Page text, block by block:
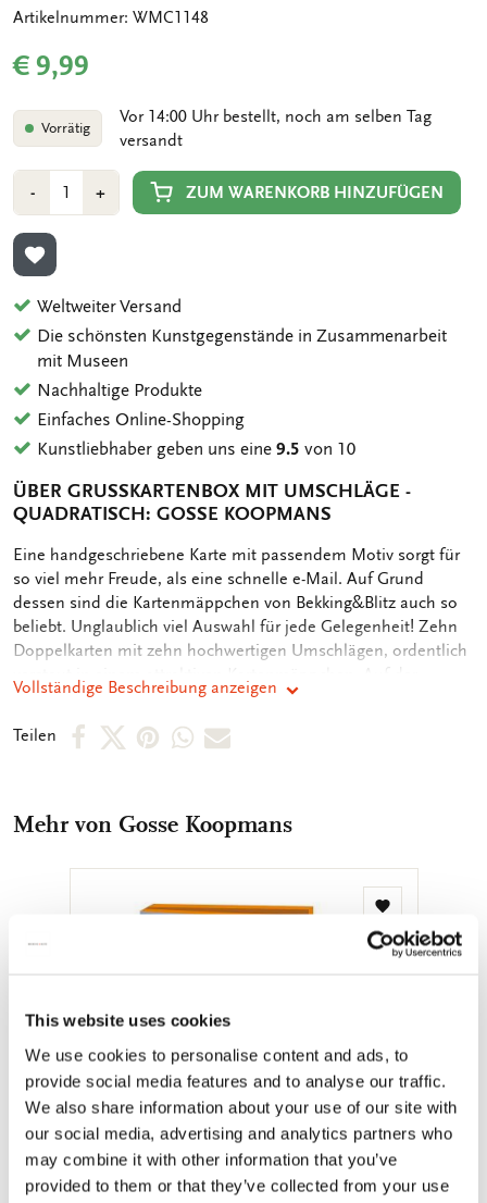
This website uses cookies
We use cookies to personalise content and ads, to
provide social media features and to analyse our traffic.
We also share information about your use of our site with
our social media, advertising and analytics partners who
may combine it with other information that you’ve
provided to them or that they’ve collected from your use
Artikelnummer: WMC1148
€ 9,99
Vorrätig
Vor 14:00 Uhr bestellt, noch am selben Tag
versandt
-Min
1
Anzahl
+Plus
1
ZUM WARENKORB HINZUFÜGEN
ZUR WUNSCHLISTE HINZUFÜGEN
Weltweiter Versand
Die schönsten Kunstgegenstände in Zusammenarbeit
mit Museen
Nachhaltige Produkte
Einfaches Online-Shopping
Kunstliebhaber geben uns eine9.5 von 10
ÜBER GRUSSKARTENBOX MIT UMSCHLÄGE - Q
UADRATISCH: GOSSE KOOPMANS
OMSCHRIJVING
Eine handgeschriebene Karte mit passendem Motiv sorgt für
so viel mehr Freude, als eine schnelle e-Mail. Auf Grund
dessen sind die Kartenmäppchen von Bekking&Blitz auch so
beliebt. Unglaublich viel Auswahl für jede Gelegenheit! Zehn
Doppelkarten mit zehn hochwertigen Umschlägen, ordentlich
verstaut in einem attraktiven Kartenmäppchen. Auf der
Rückseite des Mäppchens sind die verschiedenen Motive
abgebildet. So können Sie schnell das Motiv, welches Sie
suchen, finden. Die Innenseite der Karten sind unbedruckt,
Vollständige Beschreibung anzeigen
Teilen
Per Per Per PerPer
teilen
Mehr von Gosse Koopmans
Zur
Wunschliste
hinzufügen